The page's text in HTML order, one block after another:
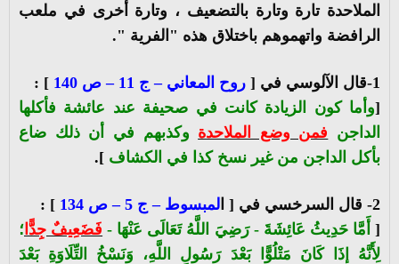
الملاحدة تارة وتارة بالتضعيف ، وتارة أخرى في ملعب
الرافضة واتهموهم باختلاق هذه "الفرية ".
1-قال الآلوسي في [ روح المعاني – ج 11 – ص 140
] :
[وأما كون الزيادة كانت في صحيفة عند عائشة فأكلها
الداجن فمن وضع الملاحدة وكذبهم في أن ذلك ضاع
بأكل الداجن من غير نسخ كذا في الكشاف ].
2- قال السرخسي في [ ا لمبسوط – ج 5 – ص 134
] :
[ أَمَّا حَدِيثُ عَائِشَةَ - رَضِيَ اللَّهُ تَعَالَى عَنْهَا - فَضَعِيفٌ جِدًّا ؛
لِأَنَّهُ إذَا كَانَ مَتْلُوًّا بَعْدَ رَسُولِ اللَّهِ، وَنَسْخُ التِّلَاوَةِ بَعْدَ